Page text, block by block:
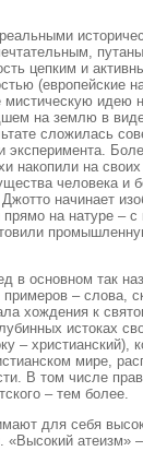
цепким и
(европейские
идею
на землю в
сложилась
на
человека и
начинает
на натуре
в основном так
–
хождения к
истоках
христианский),
мире,
В том числе
– тем более.
для себя